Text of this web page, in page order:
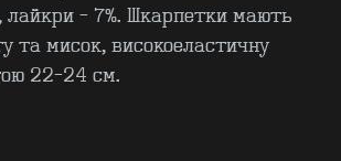
лайкри - 7%. Шкарпетки мають
та мисок, високоеластичну
22-24 см.